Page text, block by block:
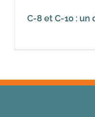
C-8 et C-10 : un